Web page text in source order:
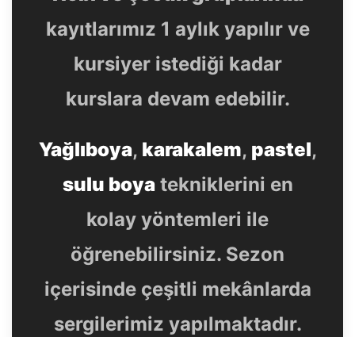
kayıtlarımız 1 aylık yapılır ve
kursiyer istediği kadar
kurslara devam edebilir.
Yağlıboya, karakalem, pastel,
sulu boyatekniklerini en
kolay yöntemleri ile
öğrenebilirsiniz. Sezon
içerisinde çeşitli mekânlarda
sergilerimiz yapılmaktadır.